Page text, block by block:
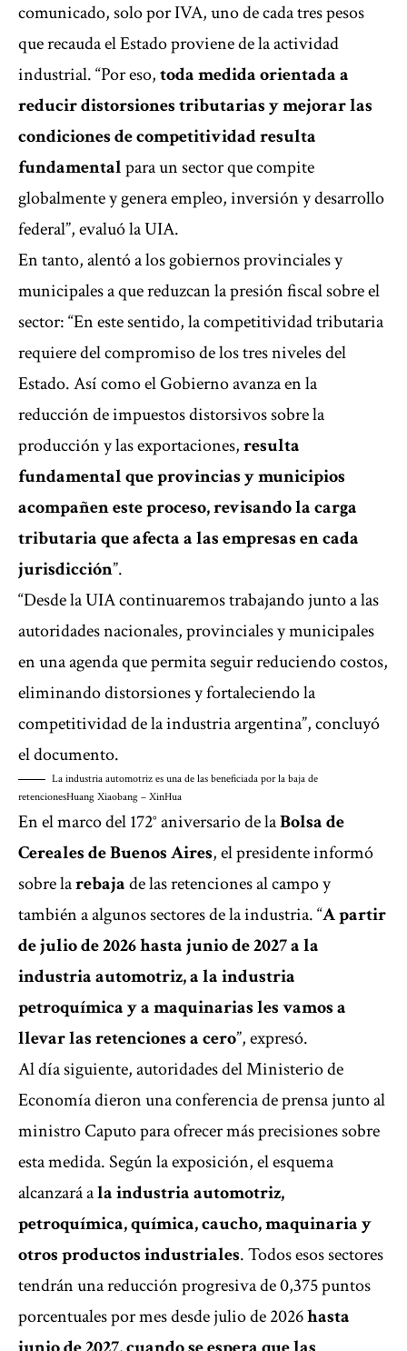
comunicado, solo por IVA, uno de cada tres pesos
que recauda el Estado proviene de la actividad
industrial. “Por eso,toda medida orientada a
reducir distorsiones tributarias y mejorar las
condiciones de competitividad resulta
fundamentalpara un sector que compite
globalmente y genera empleo, inversión y desarrollo
federal”, evaluó la UIA.
En tanto, alentó a los gobiernos provinciales y
municipales a que reduzcan la presión fiscal sobre el
sector: “En este sentido, la competitividad tributaria
requiere del compromiso de los tres niveles del
Estado. Así como el Gobierno avanza en la
reducción de impuestos distorsivos sobre la
producción y las exportaciones,resulta
fundamental que provincias y municipios
acompañen este proceso, revisando la carga
tributaria que afecta a las empresas en cada
jurisdicción”.
“Desde la UIA continuaremos trabajando junto a las
autoridades nacionales, provinciales y municipales
en una agenda que permita seguir reduciendo costos,
eliminando distorsiones y fortaleciendo la
competitividad de la industria argentina”, concluyó
el documento.
La industria automotriz es una de las beneficiada por la baja de
retencionesHuang Xiaobang – XinHua
En el marco del 172° aniversario de laBolsa de
Cereales de Buenos Aires, el presidente informó
sobre larebajade las retenciones al campo y
también a algunos sectores de la industria. “A partir
de julio de 2026 hasta junio de 2027 a la
industria automotriz, a la industria
petroquímica y a maquinarias les vamos a
llevar las retenciones a cero”, expresó.
Al día siguiente,autoridades del Ministerio de
Economía dieron una conferencia de prensa junto al
ministro Caputo para ofrecer más precisiones sobre
esta medida. Según la exposición, el esquema
alcanzará ala industria automotriz,
petroquímica, química, caucho, maquinaria y
otros productos industriales. Todos esos sectores
tendrán una reducción progresiva de 0,375 puntos
porcentuales por mes desde julio de 2026hasta